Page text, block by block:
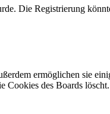
Die Registrierung
ermöglichen sie
Cookies des Boards löscht.